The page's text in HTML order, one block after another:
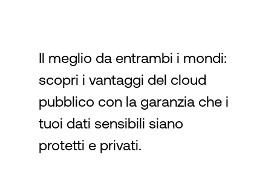
Language
Accesso
Il meglio da entrambi i mondi:
scopri i vantaggi del cloud
pubblico con la garanzia che i
tuoi dati sensibili siano
protetti e privati.